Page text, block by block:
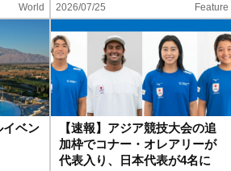
World 2026/07/25 Feature
イベン
【速報】アジア競技大会の追
加枠でコナー・オレアリーが
代表入り、日本代表が4名に